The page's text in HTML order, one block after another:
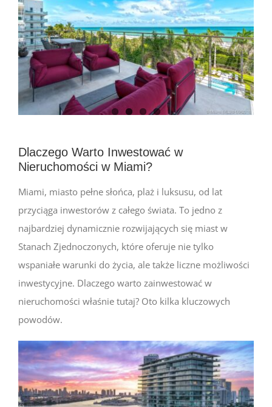
Dlaczego Warto Inwestować w
Nieruchomości w Miami?
Miami, miasto pełne słońca, plaż i luksusu, od lat
przyciąga inwestorów z całego świata. To jedno z
najbardziej dynamicznie rozwijających się miast w
Stanach Zjednoczonych, które oferuje nie tylko
wspaniałe warunki do życia, ale także liczne możliwości
inwestycyjne. Dlaczego warto zainwestować w
nieruchomości właśnie tutaj? Oto kilka kluczowych
powodów.